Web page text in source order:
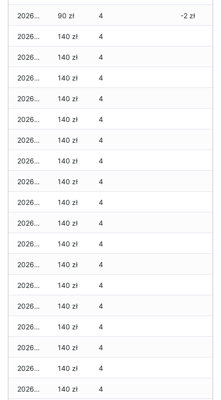
2026-06-26 90 zł 4 -2 zł
2026-06-25 140 zł 4
2026-06-24 140 zł 4
2026-06-23 140 zł 4
2026-06-22 140 zł 4
2026-06-21 140 zł 4
2026-06-20 140 zł 4
2026-06-19 140 zł 4
2026-06-18 140 zł 4
2026-06-17 140 zł 4
2026-06-16 140 zł 4
2026-06-15 140 zł 4
2026-06-14 140 zł 4
2026-06-13 140 zł 4
2026-06-12 140 zł 4
2026-06-11 140 zł 4
2026-06-10 140 zł 4
2026-06-09 140 zł 4
2026-06-07 140 zł 4